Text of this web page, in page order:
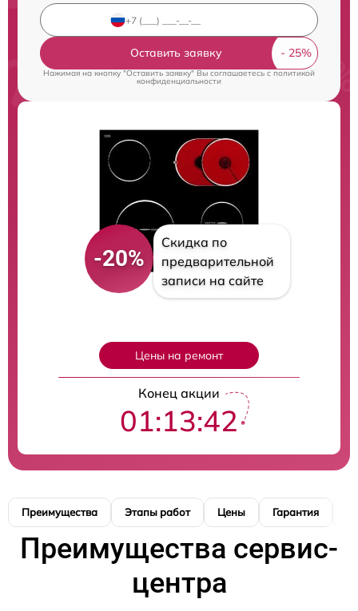
Оставить заявку
Нажимая на кнопку "Оставить заявку" Вы соглашаетесь cполитикой
конфиденциальности
-20%
Скидка по
предварительной
записи на сайте
Цены на ремонт
Конец акции
01:13:41
Преимущества Этапы работ Цены Гарантия
Преимущества сервис-
центра